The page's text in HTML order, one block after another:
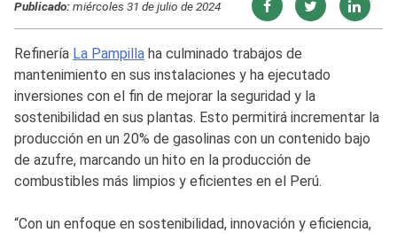
Publicado:miércoles 31 de julio de 2024
Refinería La Pampilla ha culminado trabajos de
mantenimiento en sus instalaciones y ha ejecutado
inversiones con el fin de mejorar la seguridad y la
sostenibilidad en sus plantas. Esto permitirá incrementar la
producción en un 20% de gasolinas con un contenido bajo
de azufre, marcando un hito en la producción de
combustibles más limpios y eficientes en el Perú.
“Con un enfoque en sostenibilidad, innovación y eficiencia,